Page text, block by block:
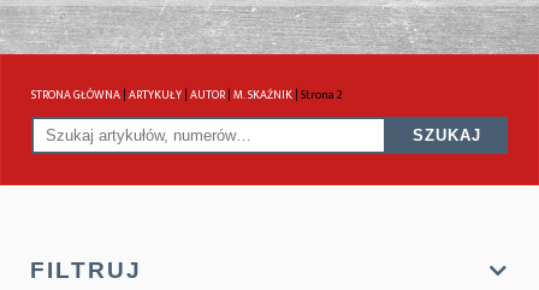
STRONA GŁÓWNA|ARTYKUŁY|AUTOR|M. SKAŹNIK|Strona 2
SZUKAJ
FILTRUJ